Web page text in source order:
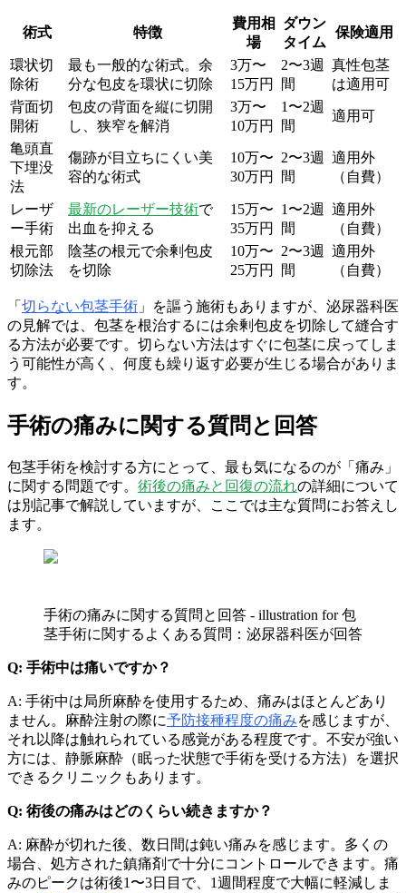
術式 特徴
費用相
場
ダウン
タイム
保険適用
環状切
除術
最も一般的な術式。余
分な包皮を環状に切除
3万〜
15万円
2〜3週
間
真性包茎
は適用可
背面切
開術
包皮の背面を縦に切開
し、狭窄を解消
3万〜
10万円
1〜2週
間
適用可
亀頭直
下埋没
法
傷跡が目立ちにくい美
容的な術式
10万〜
30万円
2〜3週
間
適用外
（自費）
レーザ
ー手術
最新のレーザー技術で
出血を抑える
15万〜
35万円
1〜2週
間
適用外
（自費）
根元部
切除法
陰茎の根元で余剰包皮
を切除
10万〜
25万円
2〜3週
間
適用外
（自費）
「 切らない包茎手術 」を謳う施術もありますが、泌尿器科医
の見解では、包茎を根治するには余剰包皮を切除して縫合す
る方法が必要です。切らない方法はすぐに包茎に戻ってしま
う可能性が高く、何度も繰り返す必要が生じる場合がありま
す。
手術の痛みに関する質問と回答
包茎手術を検討する方にとって、最も気になるのが「痛み」
に関する問題です。 術後の痛みと回復の流れの詳細について
は別記事で解説していますが、ここでは主な質問にお答えし
ます。
手術の痛みに関する質問と回答 - illustration for 包
茎手術に関するよくある質問：泌尿器科医が回答
Q: 手術中は痛いですか？
A: 手術中は局所麻酔を使用するため、痛みはほとんどあり
ません。麻酔注射の際に予防接種程度の痛みを感じますが、
それ以降は触れられている感覚がある程度です。不安が強い
方には、静脈麻酔（眠った状態で手術を受ける方法）を選択
できるクリニックもあります。
Q: 術後の痛みはどのくらい続きますか？
A: 麻酔が切れた後、数日間は鈍い痛みを感じます。多くの
場合、処方された鎮痛剤で十分にコントロールできます。痛
みのピークは術後1〜3日目で、1週間程度で大幅に軽減しま